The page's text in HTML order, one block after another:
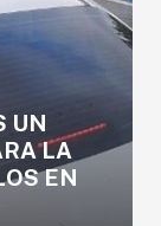
UN
LA
EN